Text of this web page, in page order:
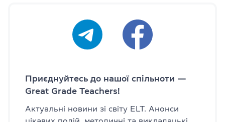
Приєднуйтесь до нашої спільноти —
Great Grade Teachers!
Актуальні новини зі світу ELT. Анонси